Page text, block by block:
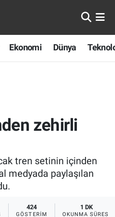
Ekonomi Dünya
zehirli
tren setinin içinden
medyada paylaşılan
424
GÖSTERIM
1 DK
OKUNMA SÜRESI
ve Fikstür